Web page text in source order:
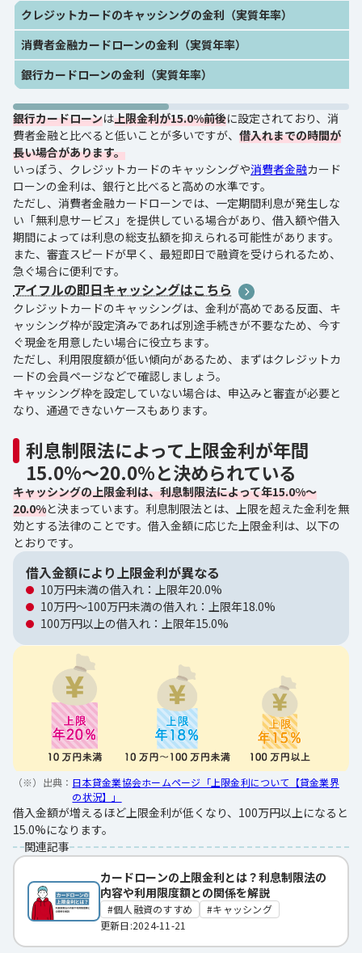
クレジットカードのキャッシングの金利（実質年率）
消費者金融カードローンの金利（実質年率）
銀行カードローンの金利（実質年率）
銀行カードローンは上限金利が15.0%前後に設定されており、消
費者金融と比べると低いことが多いですが、 借入れまでの時間が
長い場合があります。
いっぽう、クレジットカードのキャッシングや消費者金融カード
ローンの金利は、銀行と比べると高めの水準です。
ただし、消費者金融カードローンでは、一定期間利息が発生しな
い「無利息サービス」を提供している場合があり、借入額や借入
期間によっては利息の総支払額を抑えられる可能性があります。
また、審査スピードが早く、最短即日で融資を受けられるため、
急ぐ場合に便利です。
アイフルの即日キャッシングはこちら
クレジットカードのキャッシングは、金利が高めである反面、キ
ャッシング枠が設定済みであれば別途手続きが不要なため、今す
ぐ現金を用意したい場合に役立ちます。
ただし、利用限度額が低い傾向があるため、まずはクレジットカ
ードの会員ページなどで確認しましょう。
キャッシング枠を設定していない場合は、申込みと審査が必要と
なり、通過できないケースもあります。
利息制限法によって上限金利が年間
15.0%〜20.0%と決められている
キャッシングの上限金利は、利息制限法によって年15.0%～
20.0%と決まっています。利息制限法とは、上限を超えた金利を無
効とする法律のことです。借入金額に応じた上限金利は、以下の
とおりです。
借入金額により上限金利が異なる
10万円未満の借入れ：上限年20.0%
10万円〜100万円未満の借入れ：上限年18.0%
100万円以上の借入れ：上限年15.0%
（※）出典： 日本貸金業協会ホームページ「上限金利について【貸金業界
の状況】」
借入金額が増えるほど上限金利が低くなり、100万円以上になると
15.0%になります。
関連記事
カードローンの上限金利とは？利息制限法の
内容や利用限度額との関係を解説
個人融資のすすめ
キャッシング
更新日:2024-11-21